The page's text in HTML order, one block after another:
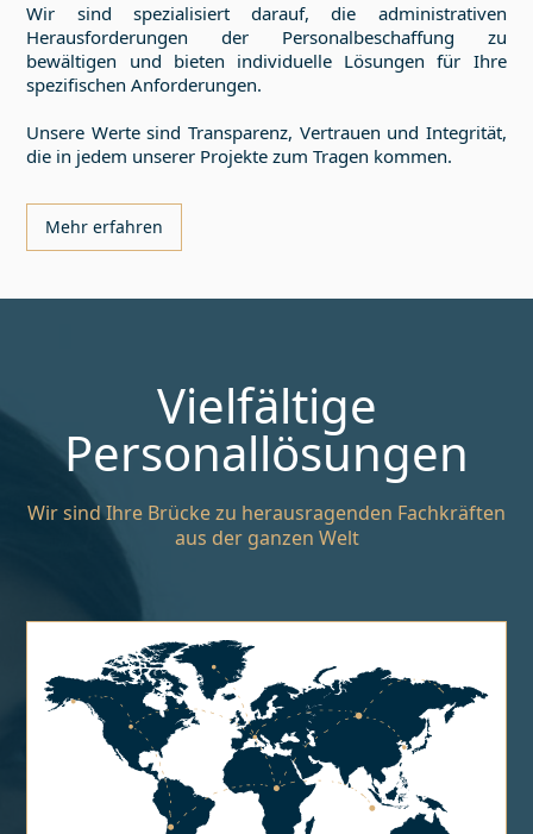
Wir sind spezialisiert darauf, die administrativen
Herausforderungen der Personalbeschaffung zu
bewältigen und bieten individuelle Lösungen für Ihre
spezifischen Anforderungen.
Unsere Werte sind Transparenz, Vertrauen und Integrität,
die in jedem unserer Projekte zum Tragen kommen.
Mehr erfahren
Vielfältige
Personallösungen
Wir sind Ihre Brücke zu herausragenden Fachkräften
aus der ganzen Welt